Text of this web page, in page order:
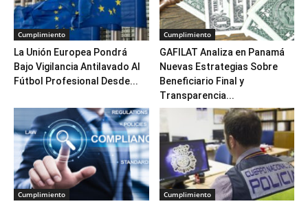
Cumplimiento
La Unión Europea Pondrá
Bajo Vigilancia Antilavado Al
Fútbol Profesional Desde...
Cumplimiento
GAFILAT Analiza en Panamá
Nuevas Estrategias Sobre
Beneficiario Final y
Transparencia...
Cumplimiento Cumplimiento